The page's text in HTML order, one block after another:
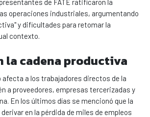
de FATE ratificaron la
operaciones industriales, argumentando
y dificultades para retomar la
contexto.
la cadena productiva
a los trabajadores directos de la
a proveedores, empresas tercerizadas y
En los últimos días se mencionó que la
en la pérdida de miles de empleos